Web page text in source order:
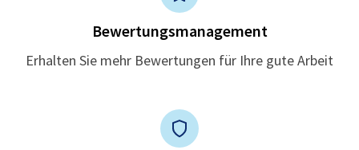
Bewertungsmanagement
Erhalten Sie mehr Bewertungen für Ihre gute Arbeit